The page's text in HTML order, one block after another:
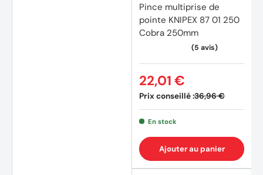
Pince multiprise de
pointe KNIPEX 87 01 250
Cobra 250mm
Prix conseillé :36,96 €
22,01 €
En stock
Ajouter au panier